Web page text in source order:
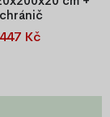
na matraci
Kč